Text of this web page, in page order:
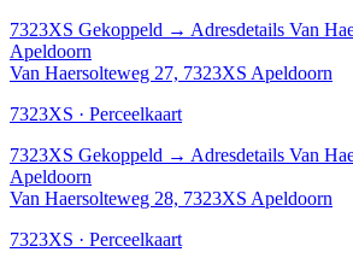
7323XS Gekoppeld → Adresdetails Van
Apeldoorn
Van Haersolteweg 27, 7323XS Apeldoorn
7323XS · Perceelkaart
7323XS Gekoppeld → Adresdetails Van
Apeldoorn
Van Haersolteweg 28, 7323XS Apeldoorn
7323XS · Perceelkaart